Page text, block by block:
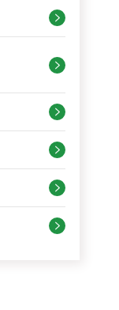





